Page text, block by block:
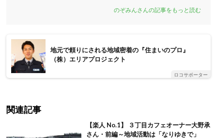
のぞみんさんの記事をもっと読む
地元で頼りにされる地域密着の『住まいのプロ』
（株）エリアプロジェクト
ロコサポーター
関連記事
【楽人 No.1】 ３丁目カフェオーナー大野承
さん・前編～地域活動は「なりゆきで」